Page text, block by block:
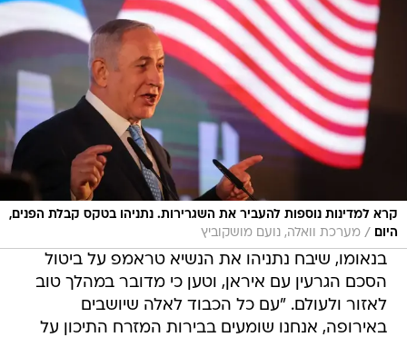
קרא למדינות נוספות להעביר את השגרירות. נתניהו בטקס קבלת הפנים,
היום
/ מערכת וואלה, נועם מושקוביץ
בנאומו, שיבח נתניהו את הנשיא טראמפ על ביטול
הסכם הגרעין עם איראן, וטען כי מדובר במהלך טוב
לאזור ולעולם. "עם כל הכבוד לאלה שיושבים
באירופה, אנחנו שומעים בבירות המזרח התיכון על